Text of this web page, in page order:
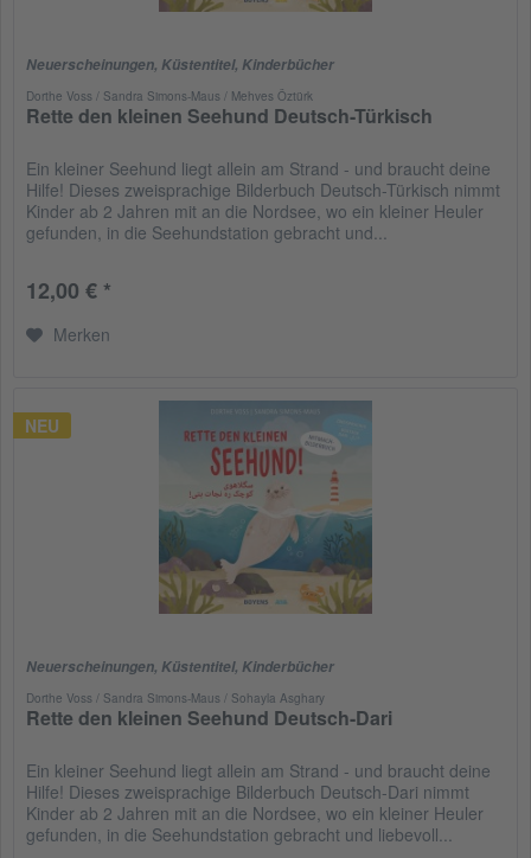
Neuerscheinungen,Küstentitel,Kinderbücher
Dorthe Voss / Sandra Simons-Maus / Mehves Öztürk
Rette den kleinen Seehund Deutsch-Türkisch
Ein kleiner Seehund liegt allein am Strand - und braucht deine
Hilfe! Dieses zweisprachige Bilderbuch Deutsch-Türkisch nimmt
Kinder ab 2 Jahren mit an die Nordsee, wo ein kleiner Heuler
gefunden, in die Seehundstation gebracht und...
12,00 € *
Merken
NEU
Neuerscheinungen,Küstentitel,Kinderbücher
Dorthe Voss / Sandra Simons-Maus / Sohayla Asghary
Rette den kleinen Seehund Deutsch-Dari
Ein kleiner Seehund liegt allein am Strand - und braucht deine
Hilfe! Dieses zweisprachige Bilderbuch Deutsch-Dari nimmt
Kinder ab 2 Jahren mit an die Nordsee, wo ein kleiner Heuler
gefunden, in die Seehundstation gebracht und liebevoll...